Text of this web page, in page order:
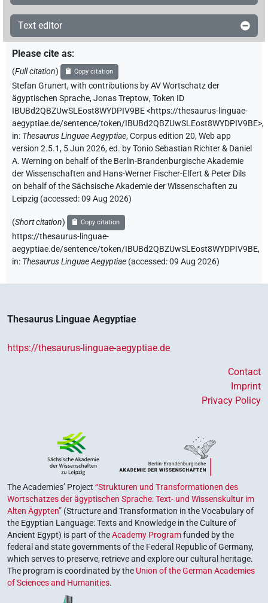
Text editor
Please cite as:
(Full citation) Copy citation
Stefan Grunert,with contributions byAV Wortschatz der
ägyptischen Sprache,Jonas Treptow,Token ID
IBUBd2QBZUwSLEost8WYDPIV9BE<https://thesaurus-linguae-
aegyptiae.de/sentence/token/IBUBd2QBZUwSLEost8WYDPIV9BE>,
in: Thesaurus Linguae Aegyptiae,Corpus edition 20, Web app
version 2.5.1, 5 Jun 2026, ed. by Tonio Sebastian Richter & Daniel
A. Werning on behalf of the Berlin-Brandenburgische Akademie
der Wissenschaften and Hans-Werner Fischer-Elfert & Peter Dils
on behalf of the Sächsische Akademie der Wissenschaften zu
Leipzig (accessed:09 Aug 2026)
(Short citation) Copy citation
https://thesaurus-linguae-
aegyptiae.de/sentence/token/IBUBd2QBZUwSLEost8WYDPIV9BE,
in: Thesaurus Linguae Aegyptiae (accessed:09 Aug 2026)
Thesaurus Linguae Aegyptiae
https://thesaurus-linguae-aegyptiae.de
Contact
Imprint
Privacy Policy
The Academies’ Project “Strukturen und Transformationen des
Wortschatzes der ägyptischen Sprache: Text- und Wissenskultur im
Alten Ägypten” (Structure and Transformation in the Vocabulary of
the Egyptian Language: Texts and Knowledge in the Culture of
Ancient Egypt) is part of theAcademy Programfunded by the
federal and state governments of the Federal Republic of Germany,
which serves to preserve, retrieve and explore our cultural heritage.
The program is coordinated by the Union of the German Academies
of Sciences and Humanities.